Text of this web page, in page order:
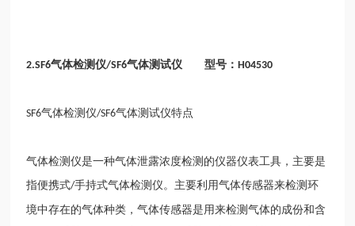
2.SF6气体检测仪/SF6气体测试仪 型号：H04530
SF6气体检测仪/SF6气体测试仪特点
气体检测仪是一种气体泄露浓度检测的仪器仪表工具，主要是
指便携式/手持式气体检测仪。主要利用气体传感器来检测环
境中存在的气体种类，气体传感器是用来检测气体的成份和含